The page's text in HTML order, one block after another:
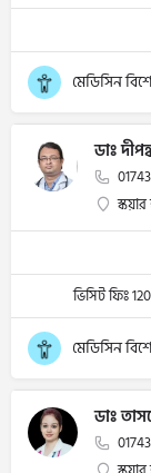
মেডিসিন
ডাঃ
ভিসিট ফিঃ
মেডিসিন
ডাঃ